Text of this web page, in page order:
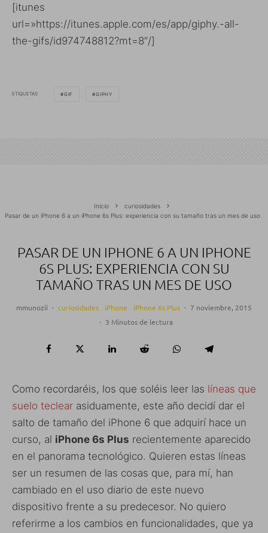
[itunes
url=»https://itunes.apple.com/es/app/giphy.-all-
the-gifs/id974748812?mt=8″/]
ETIQUETAS GIF GIPHY
Inicio
curiosidades
Pasar de un iPhone 6 a un iPhone 6s Plus: experiencia con su tamaño tras un mes de uso
PASAR DE UN IPHONE 6 A UN IPHONE
6S PLUS: EXPERIENCIA CON SU
TAMAÑO TRAS UN MES DE USO
mmunozii · curiosidades iPhone iPhone 6s Plus · 7 noviembre, 2015
· 3 Minutos de lectura
Como recordaréis, los que soléis leer las líneas que
suelo teclear asiduamente, este año decidí dar el
salto de tamaño del iPhone 6 que adquirí hace un
curso, al iPhone 6s Plus recientemente aparecido
en el panorama tecnológico. Quieren estas líneas
ser un resumen de las cosas que, para mí, han
cambiado en el uso diario de este nuevo
dispositivo frente a su predecesor. No quiero
referirme a los cambios en funcionalidades, que ya